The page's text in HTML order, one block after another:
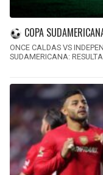
COPA
ONCE CALDAS VS
SUDAMERICANA: